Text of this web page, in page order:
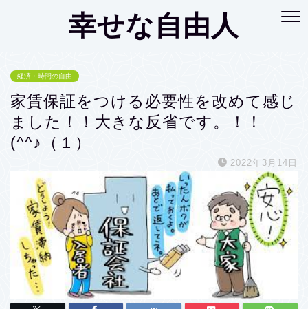
幸せな自由人
経済・時間の自由
家賃保証をつける必要性を改めて感じ
ました！！大きな反省です。！！
(^^♪（１）
2022年3月14日